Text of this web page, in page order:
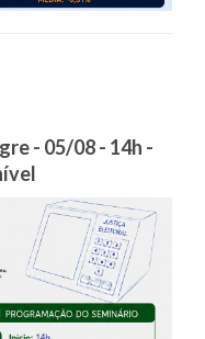
- 05/08 - 14h -